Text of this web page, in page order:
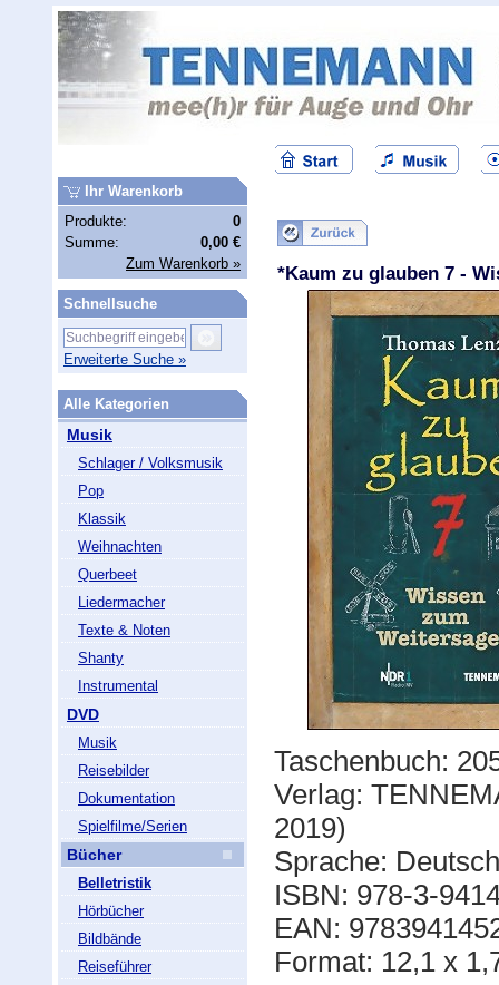
Ihr Warenkorb
Produkte:
0
Summe:
0,00 €
Zum Warenkorb »
Schnellsuche
Erweiterte Suche »
Alle Kategorien
Musik
Schlager / Volksmusik
Pop
Klassik
Weihnachten
Querbeet
Liedermacher
Texte & Noten
Shanty
Instrumental
DVD
Musik
Reisebilder
Dokumentation
Spielfilme/Serien
Bücher
Belletristik
Hörbücher
Bildbände
Reiseführer
*Kaum zu glauben 7 -
Taschenbuch:
Verlag:
2019)
Sprache: Deutsch
ISBN: 978-3-
EAN:
Format: 12,1 x